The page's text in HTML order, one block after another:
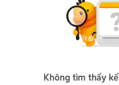
Không tìm thấy